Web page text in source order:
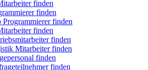
finden
finden
Programmierer finden
finden
finden
Mitarbeiter finden
finden
finden